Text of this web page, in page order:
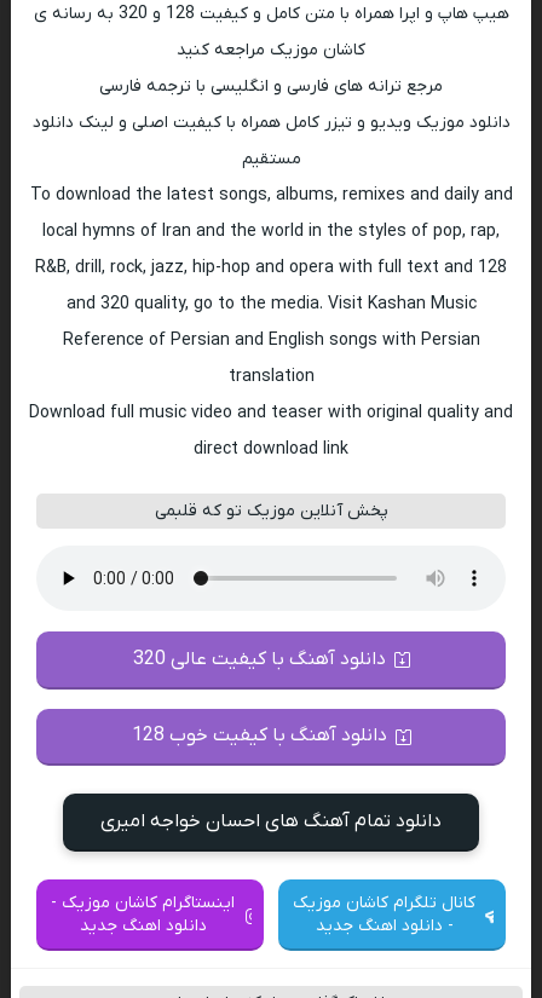
هیپ هاپ و اپرا همراه با متن کامل و کیفیت 128 و 320 به رسانه ی
کاشان موزیک مراجعه کنید
مرجع ترانه های فارسی و انگلیسی با ترجمه فارسی
دانلود موزیک ویدیو و تیزر کامل همراه با کیفیت اصلی و لینک دانلود
مستقیم
To download the latest songs, albums, remixes and daily and
local hymns of Iran and the world in the styles of pop, rap,
R&B, drill, rock, jazz, hip-hop and opera with full text and 128
and 320 quality, go to the media. Visit Kashan Music
Reference of Persian and English songs with Persian
translation
Download full music video and teaser with original quality and
direct download link
پخش آنلاین موزیک تو که قلبمی
دانلود آهنگ با کیفیت عالی 320
دانلود آهنگ با کیفیت خوب 128
دانلود تمام آهنگ های احسان خواجه امیری
کانال تلگرام کاشان موزیک
- دانلود اهنگ جدید
اینستاگرام کاشان موزیک -
دانلود اهنگ جدید